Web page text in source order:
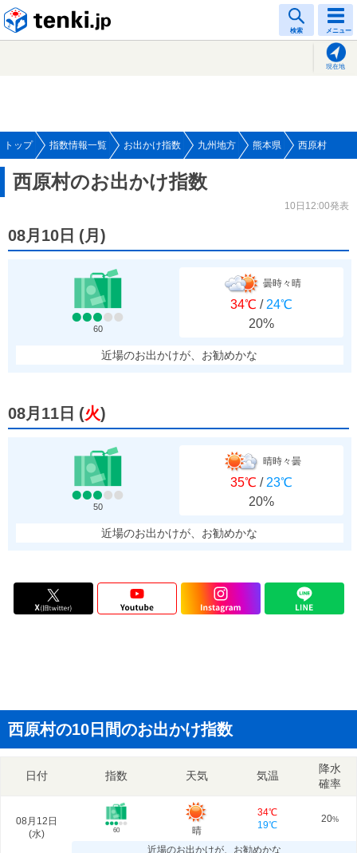
検索 メニュー
現在地
トップ 指数情報一覧 お出かけ指数 九州地方 熊本県 西原村
西原村のお出かけ指数
10日12:00発表
08月10日 (月 )
60
曇時々晴
34℃ / 24℃
20%
近場のお出かけが、お勧めかな
08月11日 (火)
50
晴時々曇
35℃ / 23℃
20%
近場のお出かけが、お勧めかな
西原村の10日間のお出かけ指数
日付 指数 天気 気温
降水
確率
08月12日
(水) 60 晴
34℃
19℃
20%
近場のお出かけが、お勧めかな